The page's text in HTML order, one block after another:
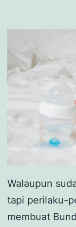
Walaupun
tapi perilaku-
membuat